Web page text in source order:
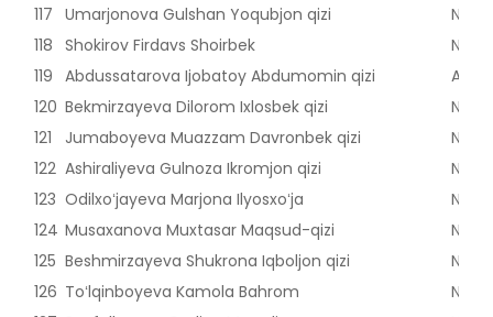
117 Umarjonova Gulshan Yoqubjon qizi
118 Shokirov Firdavs Shoirbek
119 Abdussatarova Ijobatoy Abdumomin qizi
120 Bekmirzayeva Dilorom Ixlosbek qizi
121
Jumaboyeva Muazzam Davronbek qizi
122 Ashiraliyeva Gulnoza Ikromjon qizi
123 Odilxoʻjayeva Marjona Ilyosxoʻja
124 Musaxanova Muxtasar Maqsud-qizi
125 Beshmirzayeva Shukrona Iqboljon qizi
126 Toʻlqinboyeva Kamola Bahrom